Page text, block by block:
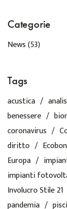
Categorie
News(53)
Tags
acustica
benessere
coronavirus
diritto
Europa
impianti
Involucro Stile 21
pandemia